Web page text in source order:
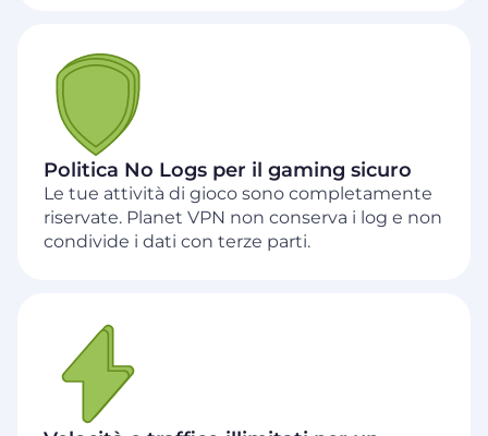
Politica No Logs per il gaming sicuro
Le tue attività di gioco sono completamente
riservate. Planet VPN non conserva i log e non
condivide i dati con terze parti.